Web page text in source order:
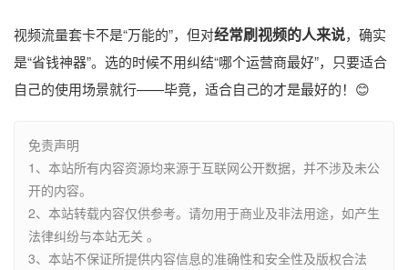
视频流量套卡不是“万能的”，但对经常刷视频的人来说，确实
是“省钱神器”。选的时候不用纠结“哪个运营商最好”，只要适合
自己的使用场景就行——毕竟，适合自己的才是最好的！😊
免责声明
1、本站所有内容资源均来源于互联网公开数据，并不涉及未公
开的内容。
2、本站转载内容仅供参考。请勿用于商业及非法用途，如产生
法律纠纷与本站无关 。
3、本站不保证所提供内容信息的准确性和安全性及版权合法